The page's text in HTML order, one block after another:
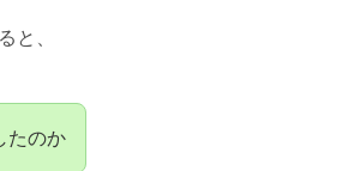
と、
たのか